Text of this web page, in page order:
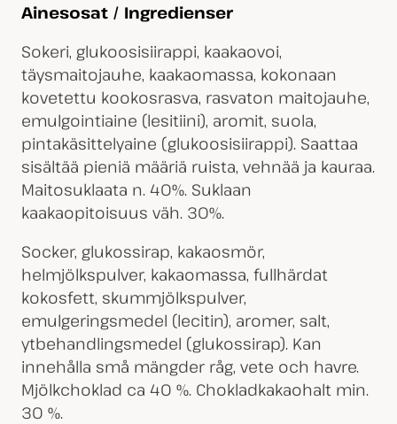
Ainesosat / Ingredienser
Sokeri, glukoosisiirappi, kaakaovoi,
täysmaitojauhe, kaakaomassa, kokonaan
kovetettu kookosrasva, rasvaton maitojauhe,
emulgointiaine (lesitiini), aromit, suola,
pintakäsittelyaine (glukoosisiirappi). Saattaa
sisältää pieniä määriä ruista, vehnää ja kauraa.
Maitosuklaata n. 40%. Suklaan
kaakaopitoisuus väh. 30%.
Socker, glukossirap, kakaosmör,
helmjölkspulver, kakaomassa, fullhärdat
kokosfett, skummjölkspulver,
emulgeringsmedel (lecitin), aromer, salt,
ytbehandlingsmedel (glukossirap). Kan
innehålla små mängder råg, vete och havre.
Mjölkchoklad ca 40 %. Chokladkakaohalt min.
30 %.